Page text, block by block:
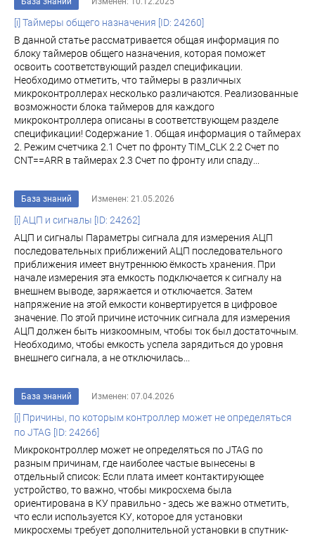
[i] Таймеры общего назначения [ID: 24260]
В данной статье рассматривается общая информация по
блоку таймеров общего назначения, которая поможет
освоить соответствующий раздел спецификации.
Необходимо отметить, что таймеры в различных
микроконтроллерах несколько различаются. Реализованные
возможности блока таймеров для каждого
микроконтроллера описаны в соответствующем разделе
спецификации! Содержание 1. Общая информация о таймерах
2. Режим счетчика 2.1 Счет по фронту TIM_CLK 2.2 Счет по
CNT==ARR в таймерах 2.3 Счет по фронту или спаду...
База знаний Изменен: 21.05.2026
[i] АЦП и сигналы [ID: 24262]
АЦП и сигналы Параметры сигнала для измерения АЦП
последовательных приближений АЦП последовательного
приближения имеет внутреннюю ёмкость хранения. При
начале измерения эта емкость подключается к сигналу на
внешнем выводе, заряжается и отключается. Затем
напряжение на этой емкости конвертируется в цифровое
значение. По этой причине источник сигнала для измерения
АЦП должен быть низкоомным, чтобы ток был достаточным.
Необходимо, чтобы емкость успела зарядиться до уровня
внешнего сигнала, а не отключилась...
База знаний Изменен: 07.04.2026
[i] Причины, по которым контроллер может не определяться
по JTAG [ID: 24266]
Микроконтроллер может не определяться по JTAG по
разным причинам, где наиболее частые вынесены в
отдельный список: Если плата имеет контактирующее
устройство, то важно, чтобы микросхема была
ориентирована в КУ правильно - здесь же важно отметить,
что если используется КУ, которое для установки
микросхемы требует дополнительной установки в спутник-